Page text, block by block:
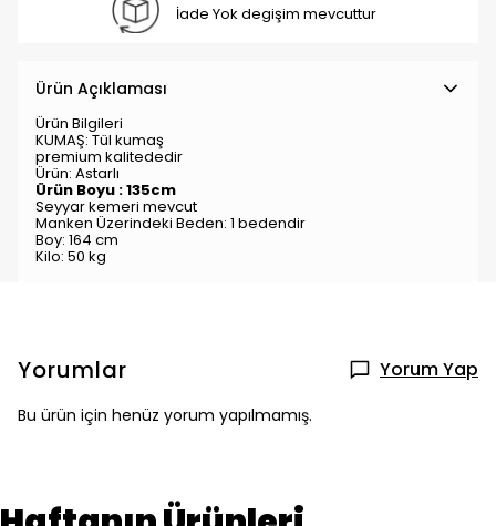
İade Yok degişim mevcuttur
Ürün Açıklaması
Ürün Bilgileri
KUMAŞ: Tül kumaş
premium kalitededir
Ürün: Astarlı
Ürün Boyu : 135cm
Seyyar kemeri mevcut
Manken Üzerindeki Beden: 1 bedendir
Boy: 164 cm
Kilo: 50 kg
Yorumlar Yorum Yap
Bu ürün için henüz yorum yapılmamış.